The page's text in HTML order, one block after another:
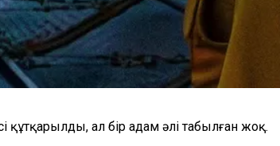
ал бір адам әлі табылған жоқ.